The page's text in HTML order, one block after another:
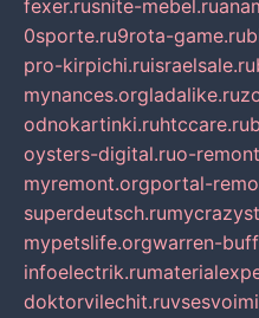
fexer.rusnite-mebel.ru
0sporte.ru9rota-game.ru
pro-kirpichi.ruisraelsale.ru
mynances.orgladalike.ru
odnokartinki.ruhtccare.ru
oysters-digital.ruo-
myremont.orgportal-
superdeutsch.ru
mypetslife.orgwarren-
infoelectrik.ru
doktorvilechit.ru